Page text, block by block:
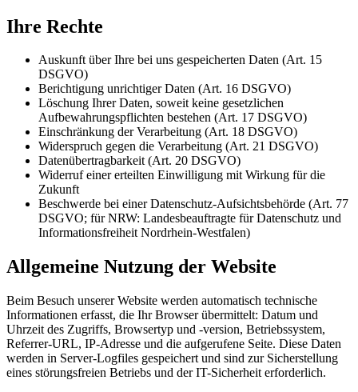
Ihre Rechte
Auskunft über Ihre bei uns gespeicherten Daten (Art. 15
DSGVO)
Berichtigung unrichtiger Daten (Art. 16 DSGVO)
Löschung Ihrer Daten, soweit keine gesetzlichen
Aufbewahrungspflichten bestehen (Art. 17 DSGVO)
Einschränkung der Verarbeitung (Art. 18 DSGVO)
Widerspruch gegen die Verarbeitung (Art. 21 DSGVO)
Datenübertragbarkeit (Art. 20 DSGVO)
Widerruf einer erteilten Einwilligung mit Wirkung für die
Zukunft
Beschwerde bei einer Datenschutz-Aufsichtsbehörde (Art. 77
DSGVO; für NRW: Landesbeauftragte für Datenschutz und
Informationsfreiheit Nordrhein-Westfalen)
Allgemeine Nutzung der Website
Beim Besuch unserer Website werden automatisch technische
Informationen erfasst, die Ihr Browser übermittelt: Datum und
Uhrzeit des Zugriffs, Browsertyp und -version, Betriebssystem,
Referrer-URL, IP-Adresse und die aufgerufene Seite. Diese Daten
werden in Server-Logfiles gespeichert und sind zur Sicherstellung
eines störungsfreien Betriebs und der IT-Sicherheit erforderlich.